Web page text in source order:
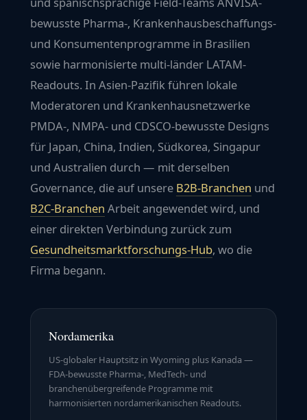
bewusste Pharma-, Krankenhausbeschaffungs-
und Konsumentenprogramme in Brasilien
sowie harmonisierte multi-länder LATAM-
Readouts. In Asien-Pazifikführen lokale
Moderatoren und Krankenhausnetzwerke
PMDA-, NMPA- und CDSCO-bewusste Designs
für Japan, China, Indien, Südkorea, Singapur
und Australien durch — mit derselben
Governance, die auf unsere B2B-Branchen und
B2C-Branchen Arbeit angewendet wird, und
einer direkten Verbindung zurück zum
Gesundheitsmarktforschungs-Hub, wo die
Firma begann.
Nordamerika
US-globaler Hauptsitz in Wyoming plus Kanada —
FDA-bewusste Pharma-, MedTech- und
branchenübergreifende Programme mit
harmonisierten nordamerikanischen Readouts.